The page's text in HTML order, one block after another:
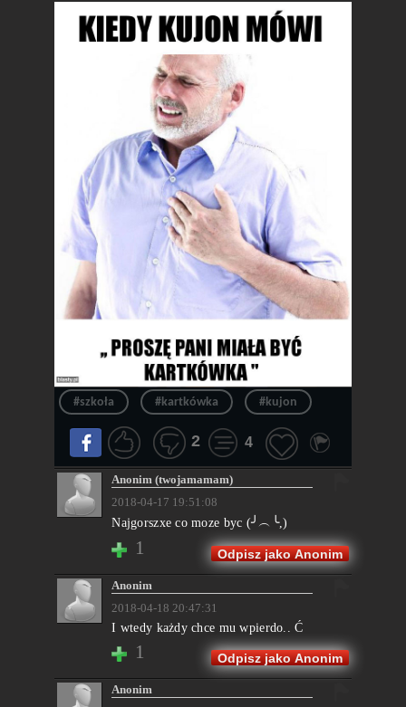
#szkoła #kartkówka #kujon
2 4
Anonim (twojamamam)
2018-04-17 19:51:08
Najgorszxe co moze byc (╯︵╰,)
1 Odpisz jako Anonim
Anonim
2018-04-18 20:47:31
I wtedy każdy chce mu wpierdo.. Ć
1 Odpisz jako Anonim
Anonim